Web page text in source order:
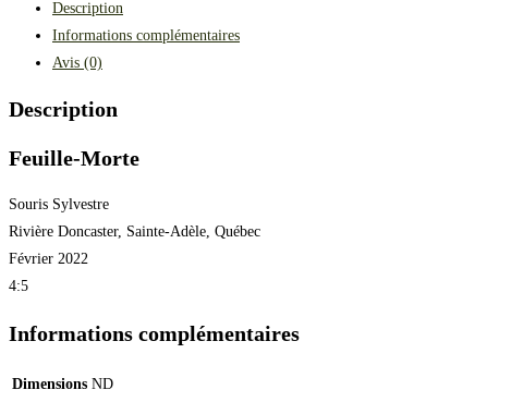
Description
Informations complémentaires
Avis (0)
Description
Feuille-Morte
Souris Sylvestre
Rivière Doncaster, Sainte-Adèle, Québec
Février 2022
4:5
Informations complémentaires
Dimensions ND